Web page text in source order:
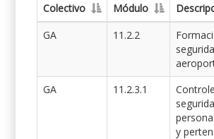
Colectivo Módulo
GA
11.2.2
GA
11.2.3.1
y